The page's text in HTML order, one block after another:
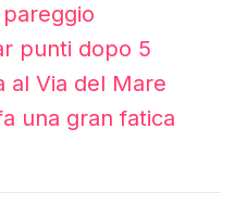
punti dopo 5
al Via del Mare
una gran fatica